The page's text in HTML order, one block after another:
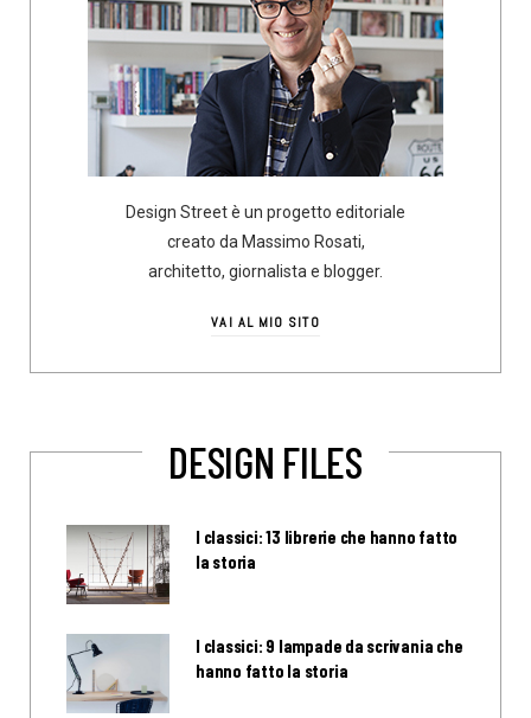
Design Street è un progetto editoriale
creato da Massimo Rosati,
architetto, giornalista e blogger.
VAI AL MIO SITO
DESIGN FILES
I classici: 13 librerie che hanno fatto
la storia
I classici: 9 lampade da scrivania che
hanno fatto la storia